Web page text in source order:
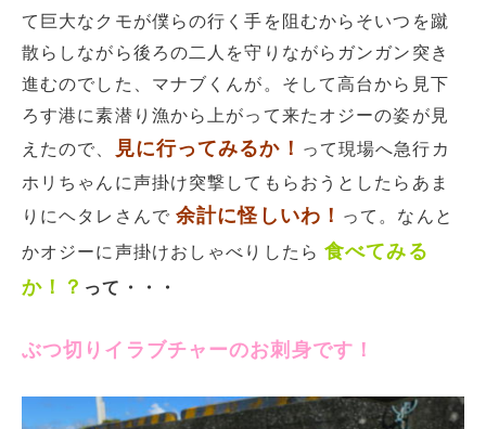
て巨大なクモが僕らの行く手を阻むからそいつを蹴
散らしながら後ろの二人を守りながらガンガン突き
進むのでした、マナブくんが。そして高台から見下
ろす港に素潜り漁から上がって来たオジーの姿が見
えたので、
見に行ってみるか！ って現場へ急行カ
ホリちゃんに声掛け突撃してもらおうとしたらあま
りにヘタレさんで余計に怪しいわ！ って。なんと
かオジーに声掛けおしゃべりしたら食べてみる
か！？ って・・・
ぶつ切りイラブチャーのお刺身です！